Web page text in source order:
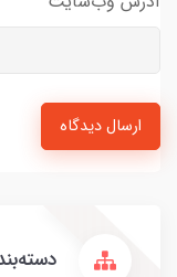
ارسال دیدگاه